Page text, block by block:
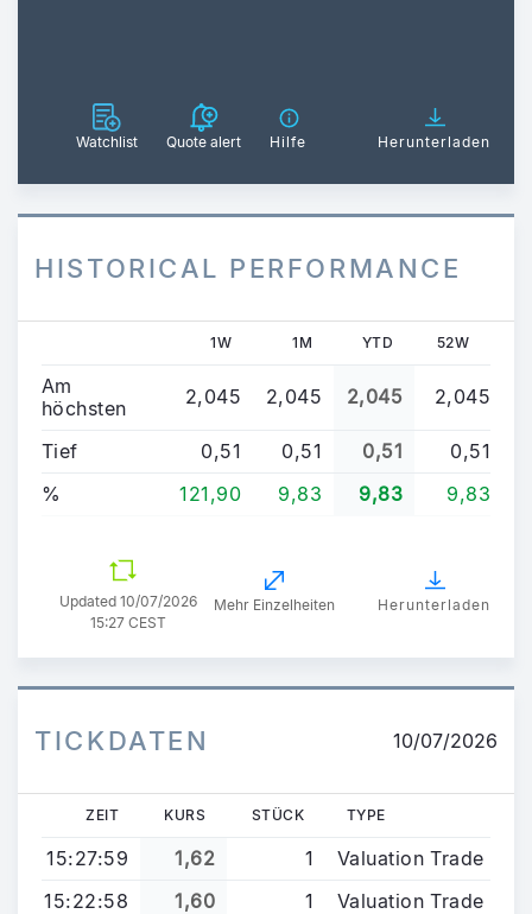
Watchlist Quote alert Hilfe Herunterladen
HISTORICAL PERFORMANCE
1W 1M YTD 52W
Am
höchsten
2,045 2,045 2,045 2,045
Tief 0,51 0,51 0,51
0,51
%
121,90 9,83 9,83 9,83
Updated 10/07/2026
15:27 CEST
Mehr Einzelheiten Herunterladen
TICKDATEN 10/07/2026
ZEIT KURS STÜCK TYPE
15:27:59 1,62 1
Valuation Trade
15:22:58
1,60 1
Valuation Trade